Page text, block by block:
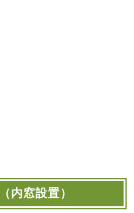
内窓設置）